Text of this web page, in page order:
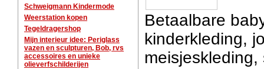
Schweigmann Kindermode
Weerstation kopen
Tegeldragershop
Mijn interieur idee: Periglass
vazen en sculpturen, Bob, rvs
accessoires en unieke
olieverfschilderijen
Betaalbare
kinderkleding,